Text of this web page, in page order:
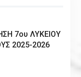
7ου ΛΥΚΕΙΟΥ
2025-2026